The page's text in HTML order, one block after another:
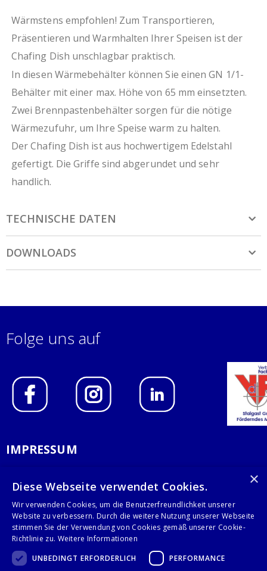
Wärmstens empfohlen! Zum Transportieren,
Präsentieren und Warmhalten Ihrer Speisen ist der
Chafing Dish unschlagbar praktisch.
In diesen Wärmebehälter können Sie einen GN 1/1-
Behälter mit einer max. Höhe von 65 mm einsetzten.
Zwei Brennpastenbehälter sorgen für die nötige
Wärmezufuhr, um Ihre Speise warm zu halten.
Der Chafing Dish ist aus hochwertigem Edelstahl
gefertigt. Die Griffe sind abgerundet und sehr
handlich.
TECHNISCHE DATEN
DOWNLOADS
Folge uns auf
IMPRESSUM
AGB
KONTAKT
Stalgast GmbH
×
Diese Webseite verwendet Cookies.
Wir verwenden Cookies, um die Benutzerfreundlichkeit unserer
Website zu verbessern. Durch die weitere Nutzung unserer Webseite
stimmen Sie der Verwendung von Cookies gemäß unserer Cookie-
Richtlinie zu. Weitere Informationen
UNBEDINGT ERFORDERLICH
PERFORMANCE